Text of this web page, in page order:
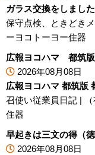
ガラス交換をしまし
保守点検、ときどき
ーヨコトーヨー住器
広報ヨコハマ 都筑版
2026年08月08日
広報ヨコハマ 都筑版
召使い従業員日記 |
住器
早起きは三文の得（徳
2026年08月08日